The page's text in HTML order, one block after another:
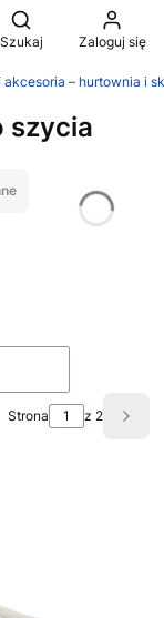
Otwórz
Szukaj Zaloguj się
– hurtownia i
szycia
Strona z 2